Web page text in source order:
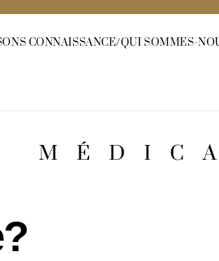
CONNAISSANCE/QUI SOMMES-